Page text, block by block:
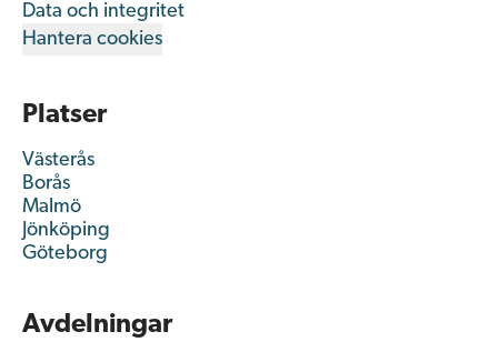
Data och integritet
Hantera cookies
Platser
Västerås
Borås
Malmö
Jönköping
Göteborg
Avdelningar